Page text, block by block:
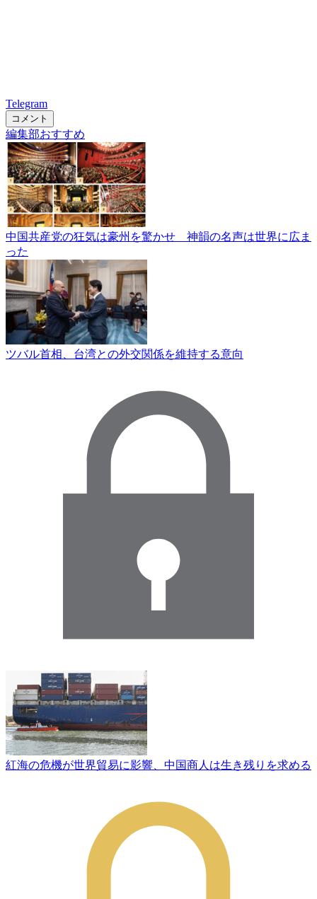
Telegram
コメント
編集部おすすめ
中国共産党の狂気は豪州を驚かせ 神韻の名声は世界に広ま
った
ツバル首相、台湾との外交関係を維持する意向
紅海の危機が世界貿易に影響、中国商人は生き残りを求める